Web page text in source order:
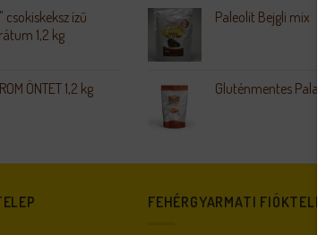
csokiskeksz ízű
1,2 kg
ÖNTET 1,2 kg
Paleolit Bejgli mix
Gluténmentes
FEHÉRGYARMATI FIÓKTELEP